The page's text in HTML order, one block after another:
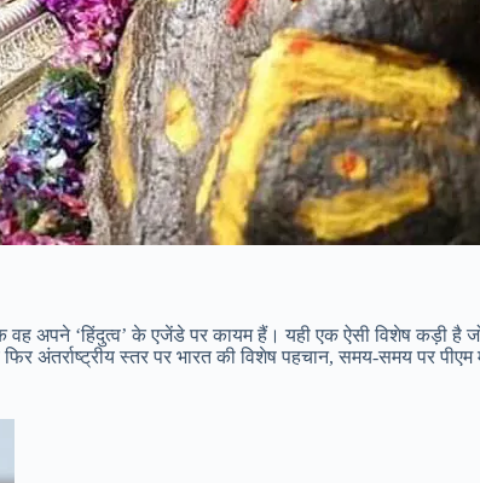
अपने ‘हिंदुत्व’ के एजेंडे पर कायम हैं। यही एक ऐसी विशेष कड़ी है
अंतर्राष्ट्रीय स्तर पर भारत की विशेष पहचान, समय-समय पर